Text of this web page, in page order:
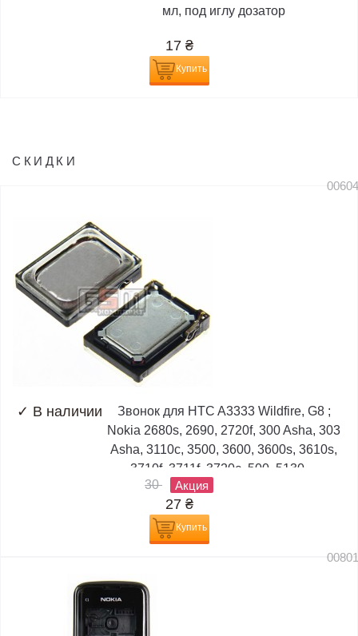
мл, под иглу дозатор
17 ₴
Купить
СКИДКИ
✓ В наличии
Звонок для HTC A3333 Wildfire, G8 ;
Nokia 2680s, 2690, 2720f, 300 Asha, 303
Asha, 3110c, 3500, 3600, 3600s, 3610s,
3710f, 3711f, 3720c, 500, 5130,...
30
Акция
27 ₴
Купить